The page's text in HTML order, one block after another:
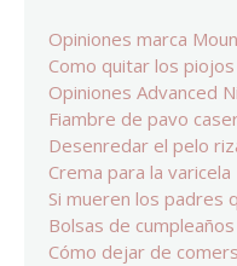
Opiniones marca
Como quitar los piojos
Opiniones Advanced
Fiambre de pavo
Desenredar el pelo
Crema para la varicela
Si mueren los padres
Bolsas de
Cómo dejar de